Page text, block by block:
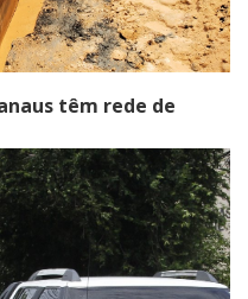
têm rede de